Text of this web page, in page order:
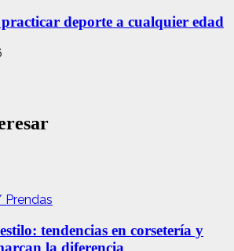
deporte a cualquier edad
tendencias en corsetería y
la diferencia